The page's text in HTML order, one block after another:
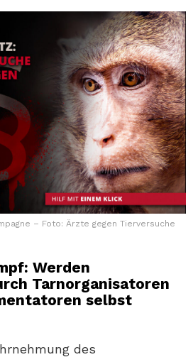
– Foto: Ärzte gegen Tierversuche
Werden
Tarnorganisatoren
selbst
des